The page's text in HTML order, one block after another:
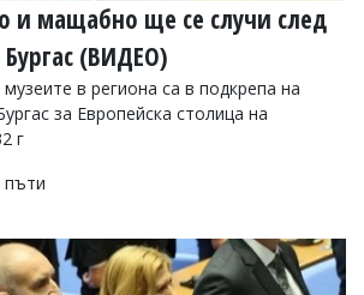
и мащабно ще се случи след
(ВИДЕО)
в региона са в подкрепа на
за Европейска столица на
г
пъти